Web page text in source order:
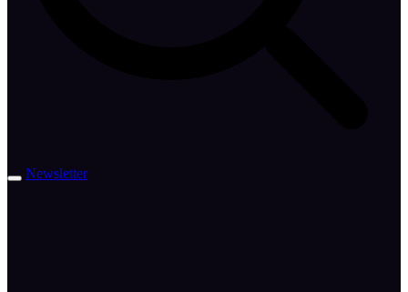
Newsletter